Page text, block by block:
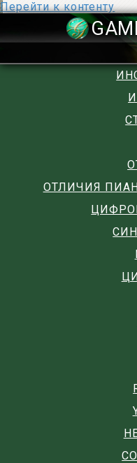
Перейти к контенту
ОТЛИЧИЯ